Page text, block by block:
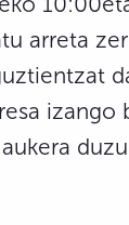
arreta
izango